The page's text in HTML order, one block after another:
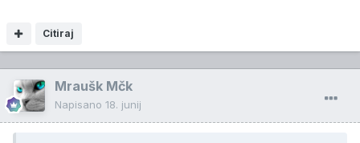
Citiraj
Mraušk Mčk
Napisano 18. junij